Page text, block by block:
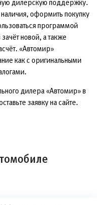
дилерскую поддержку.
оформить покупку
программой
новой, а также
«Автомир»
как с оригинальными
дилера «Автомир» в
заявку на сайте.